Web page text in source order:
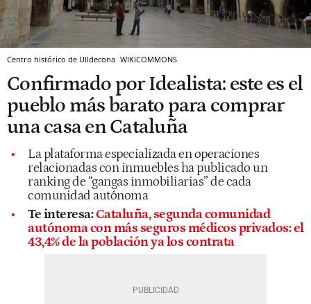
Centro histórico de Ulldecona WIKICOMMONS
Confirmado por Idealista: este es el
pueblo más barato para comprar
una casa en Cataluña
La plataforma especializada en operaciones
relacionadas con inmuebles ha publicado un
ranking de “gangas inmobiliarias” de cada
comunidad autónoma
Te interesa:Cataluña, segunda comunidad
autónoma con más seguros médicos privados: el
43,4% de la población ya los contrata